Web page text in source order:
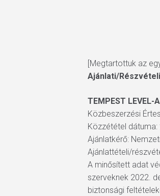
[Megtartottuk az
Ajánlati/
TEMPEST
Közbeszerzési
Közzététel dátuma:
Ajánlatkérő:
Ajánlattételi/
A minősített adat
szerveknek 2022.
biztonsági